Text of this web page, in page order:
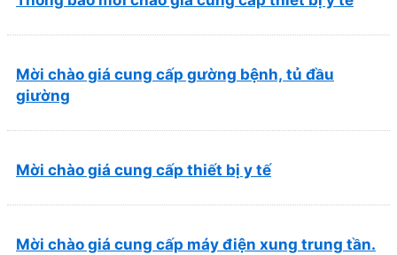
Mời chào giá cung cấp gường bệnh, tủ đầu
giường
Mời chào giá cung cấp thiết bị y tế
Mời chào giá cung cấp máy điện xung trung tần.